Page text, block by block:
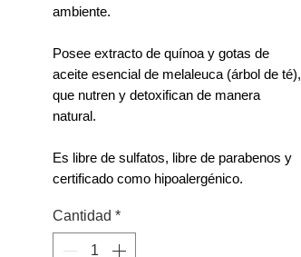
ambiente.
Posee extracto de quínoa y gotas de
aceite esencial de melaleuca (árbol de té),
que nutren y detoxifican de manera
natural.
Es libre de sulfatos, libre de parabenos y
certificado como hipoalergénico.
Cantidad *